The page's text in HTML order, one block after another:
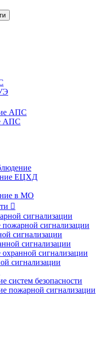
АПС
АПС
ЕЦХД
в МО

сигнализации
сигнализации
сигнализации
сигнализации
сигнализации
сигнализации
систем безопасности
пожарной сигнализации